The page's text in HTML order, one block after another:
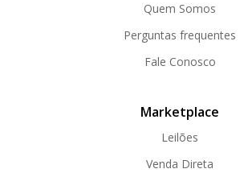
Quem Somos
Perguntas frequentes
Fale Conosco
Marketplace
Leilões
Venda Direta